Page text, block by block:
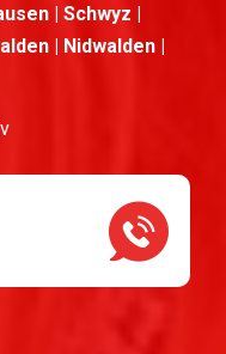
| Schwyz |
| Nidwalden |